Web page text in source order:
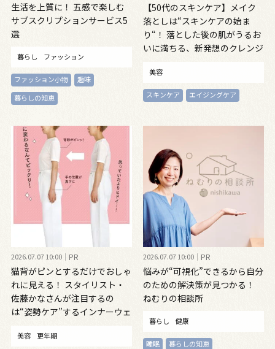
生活を上質に！ 五感で楽しむ
サブスクリプションサービス5
選
暮らし ファッション
ファッション小物
趣味
暮らしの知恵
【50代のスキンケア】メイク
落としは“スキンケアの始ま
り“！ 落とした後の肌がうるお
いに満ちる、新発想のクレンジ
美容
スキンケア エイジングケア
2026.07.07 10:00 PR
猫背がピンとするだけでおしゃ
れに見える！ スタイリスト・
佐藤かなさんが注目するの
は“姿勢ケア”するインナーウェ
美容 更年期
2026.07.07 10:00 PR
悩みが“可視化”できるから自分
のための解決策が見つかる！
ねむりの相談所
暮らし 健康
睡眠 暮らしの知恵